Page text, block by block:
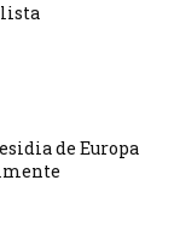
de Europa